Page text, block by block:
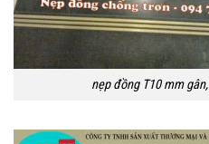
nẹp đồng T10 mm gân,